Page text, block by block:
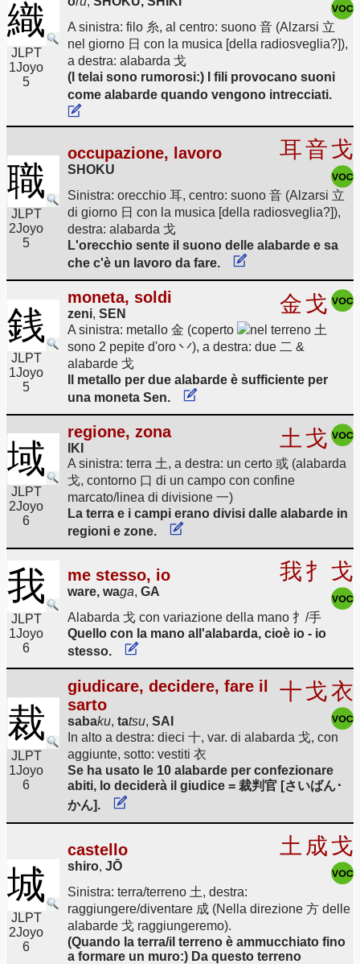
織
JLPT
1Joyo
5
A sinistra: filo 糸, al centro: suono 音 (Alzarsi 立
nel giorno 日 con la musica [della radiosveglia?]),
a destra: alabarda 戈
(I telai sono rumorosi:) I fili provocano suoni
come alabarde quando vengono intrecciati.
職
JLPT
2Joyo
5
occupazione, lavoro
SHOKU
耳音戈
Sinistra: orecchio 耳, centro: suono 音 (Alzarsi 立
di giorno 日 con la musica [della radiosveglia?]),
destra: alabarda 戈
L'orecchio sente il suono delle alabarde e sa
che c'è un lavoro da fare.
銭
JLPT
1Joyo
5
moneta, soldi
zeni, SEN 金戈
A sinistra: metallo 金 (coperto
nel terreno 土
sono 2 pepite d'oro 丷), a destra: due 二 &
alabarde 戈
Il metallo per due alabarde è sufficiente per
una moneta Sen.
域
JLPT
2Joyo
6
regione, zona
IKI 土 戈
A sinistra: terra 土, a destra: un certo 或 (alabarda
戈, contorno 口 di un campo con confine
marcato/linea di divisione 一)
La terra e i campi erano divisi dalle alabarde in
regioni e zone.
我
JLPT
1Joyo
6
me stesso, io
ware, waga, GA
我扌 戈
Alabarda 戈 con variazione della mano 扌/手
Quello con la mano all'alabarda, cioè io - io
stesso.
裁
JLPT
1Joyo
6
giudicare, decidere, fare il
sarto
sabaku, tatsu, SAI
十戈衣
In alto a destra: dieci 十, var. di alabarda 戈, con
aggiunte, sotto: vestiti 衣
Se ha usato le 10 alabarde per confezionare
abiti, lo deciderà il giudice = 裁判官 [さいばん･
かん].
城
JLPT
2Joyo
6
castello
shiro, JŌ
土 成戈
Sinistra: terra/terreno 土, destra:
raggiungere/diventare 成 (Nella direzione 方 delle
alabarde 戈 raggiungeremo).
(Quando la terra/il terreno è ammucchiato fino
a formare un muro:) Da questo terreno